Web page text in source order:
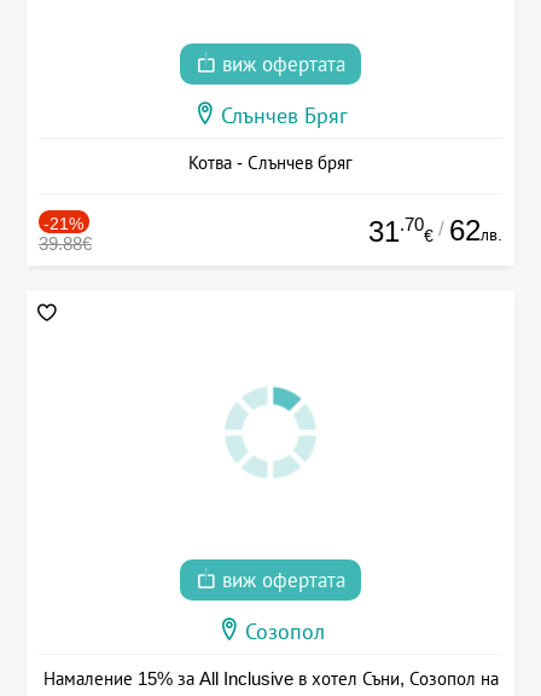
виж офертата
Слънчев Бряг
Котва - Слънчев бряг
-21%
39.88€ 31.70
€ / 62лв.
виж офертата
Созопол
Намаление 15% за All Inclusive в хотел Съни, Созопол на